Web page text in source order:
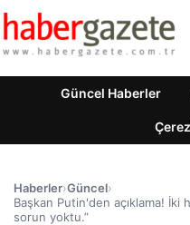
Güncel Haberler
Haberler›Güncel›
Başkan Putin'den açıklama! İki
sorun yoktu.”